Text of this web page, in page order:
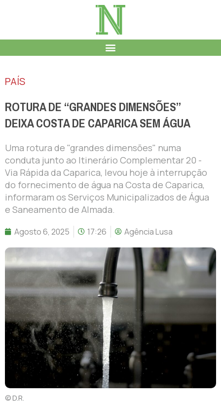
PAÍS
ROTURA DE “GRANDES DIMENSÕES”
DEIXA COSTA DE CAPARICA SEM ÁGUA
Uma rotura de "grandes dimensões" numa
conduta junto ao Itinerário Complementar 20 -
Via Rápida da Caparica, levou hoje à interrupção
do fornecimento de água na Costa de Caparica,
informaram os Serviços Municipalizados de Água
e Saneamento de Almada.
Agosto 6, 2025 17:26 Agência Lusa
© D.R.